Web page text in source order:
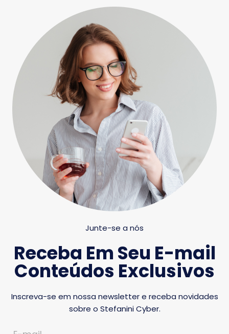
Junte-se a nós
Receba Em Seu E-mail
Conteúdos Exclusivos
Inscreva-se em nossa newsletter e receba novidades
sobre o Stefanini Cyber.